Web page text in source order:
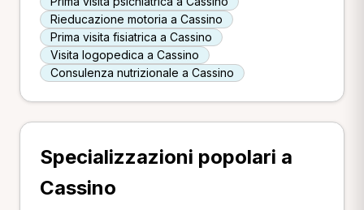
Rieducazione motoria a Cassino
Prima visita fisiatrica a Cassino
Visita logopedica a Cassino
Consulenza nutrizionale a Cassino
Specializzazioni popolari a
Cassino